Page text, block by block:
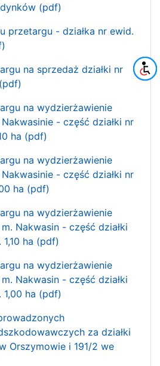
(pdf)
przetargu - działka nr ewid.
na sprzedaż działki nr
na wydzierżawienie
- część działki nr
ha (pdf)
na wydzierżawienie
- część działki nr
ha (pdf)
na wydzierżawienie
Nakwasin - część działki
ha (pdf)
na wydzierżawienie
Nakwasin - część działki
1,00 ha (pdf)
za działki
Orszymowie i 191/2 we